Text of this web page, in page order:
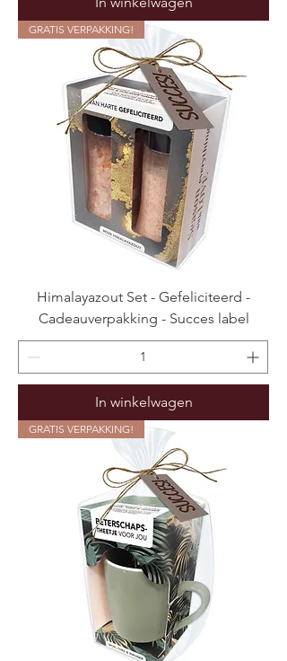
GRATIS VERPAKKING!
Himalayazout Set - Gefeliciteerd -
Cadeauverpakking - Succes label
In winkelwagen
GRATIS VERPAKKING!